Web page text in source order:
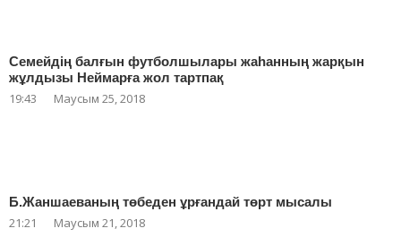
Семейдің балғын футболшылары жаһанның жарқын
жұлдызы Неймарға жол тартпақ
19:43 Маусым 25, 2018
Б.Жаншаеваның төбеден ұрғандай төрт мысалы
21:21 Маусым 21, 2018